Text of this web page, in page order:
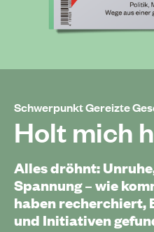
Schwerpunkt Gereizte
Holt mich
Alles dröhnt:
Spannung – wie
haben recherchiert,
und Initiativen